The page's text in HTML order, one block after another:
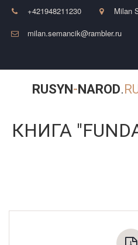
+421948211230 Milan
milan.semancik@rambler.ru
RUSYN-NAROD.
КНИГА